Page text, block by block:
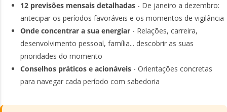
12 previsões mensais detalhadas - De janeiro a dezembro:
antecipar os períodos favoráveis e os momentos de vigilância
Onde concentrar a sua energiar - Relações, carreira,
desenvolvimento pessoal, família... descobrir as suas
prioridades do momento
Conselhos práticos e acionáveis - Orientações concretas
para navegar cada período com sabedoria